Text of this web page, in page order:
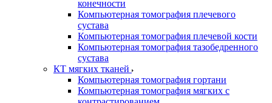
конечности
Компьютерная томография плечевого
сустава
Компьютерная томография плечевой кости
Компьютерная томография тазобедренного
сустава
КТ мягких тканей
Компьютерная томография гортани
Компьютерная томография мягких с